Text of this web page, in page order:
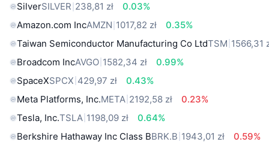
SilverSILVER 238,81 zł
0.03%
Amazon.com IncAMZN 1017,82 zł
0.35%
Taiwan Semiconductor Manufacturing Co LtdTSM 1566,31
Broadcom IncAVGO 1582,34 zł
0.99%
SpaceXSPCX 429,97 zł
0.43%
Meta Platforms, Inc.META 2192,58 zł
0.23%
Tesla, Inc.TSLA 1198,09 zł
0.64%
Berkshire Hathaway Inc Class BBRK.B 1943,01 zł
0.59%